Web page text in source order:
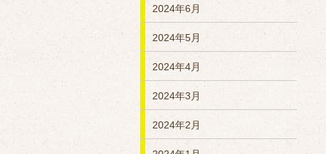
2024年6月
2024年5月
2024年4月
2024年3月
2024年2月